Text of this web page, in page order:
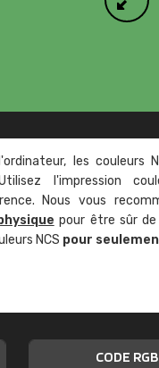
les couleurs
l'impression
Nous vous
pour être sûr de
NCS pour
CODE RGB